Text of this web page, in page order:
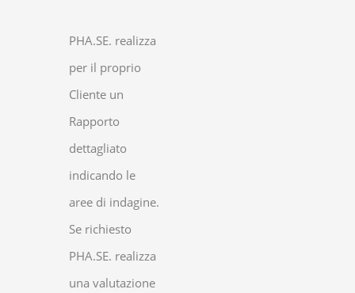
PHA.SE. realizza
per il proprio
Cliente un
Rapporto
dettagliato
indicando le
aree di indagine.
Se richiesto
PHA.SE. realizza
una valutazione